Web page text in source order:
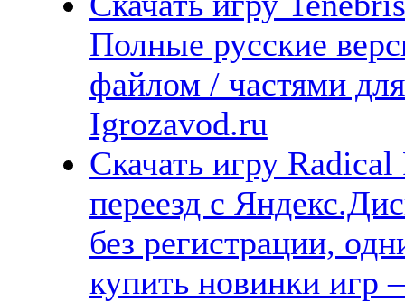
Полные русские
файлом / частями
Igrozavod.ru
Скачать игру
переезд с
без регистрации,
купить новинки